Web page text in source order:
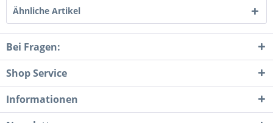
Ähnliche Artikel
Bei Fragen:
Shop Service
Informationen